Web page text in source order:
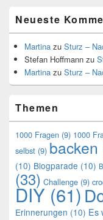
Neueste
Martina zu Sturz –
Stefan Hoffmann zu
Martina zu Sturz –
Themen
1000 Fragen (9) 1000
selbst (9) backen
(10) Blogparade (10)
(33) Challenge (9)
DIY(61)
Erinnerungen (10) Es